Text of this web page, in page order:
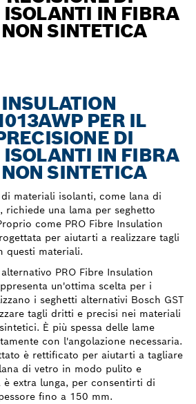
IN FIBRA
SINTETICA
PER IL
DI
IN FIBRA
SINTETICA
materiali isolanti, come lana di
richiede una lama per seghetto
come PRO Fibre Insulation
per aiutarti a realizzare tagli
questi materiali.
PRO Fibre Insulation
un'ottima scelta per i
i seghetti alternativi Bosch GST
tagli dritti e precisi nei materiali
È più spessa delle lame
con l'angolazione necessaria.
è rettificato per aiutarti a tagliare
di vetro in modo pulito e
è extra lunga, per consentirti di
fino a 150 mm.